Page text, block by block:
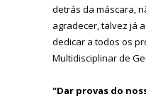
detrás da máscara,
agradecer, talvez já
dedicar a todos os
Multidisciplinar de
"Dar provas do